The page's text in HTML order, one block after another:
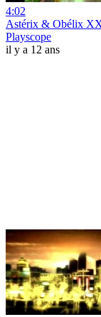
4:02
Astérix & Obélix
Playscope
il y a 12 ans